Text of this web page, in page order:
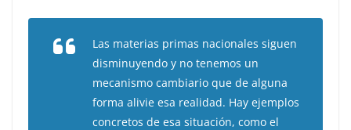
Las materias primas nacionales siguen
disminuyendo y no tenemos un
mecanismo cambiario que de alguna
forma alivie esa realidad. Hay ejemplos
concretos de esa situación, como el